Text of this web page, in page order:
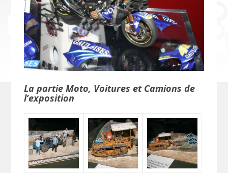
La partie Moto, Voitures et Camions de
l’exposition